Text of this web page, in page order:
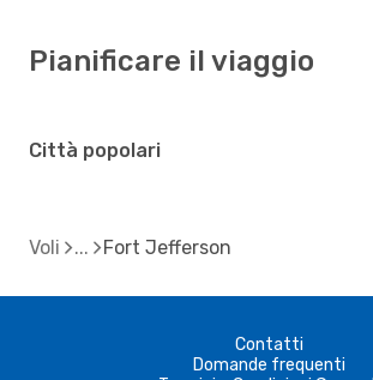
Pianificare il viaggio
Città popolari
Voli Fort Jefferson
Contatti
Domande frequenti